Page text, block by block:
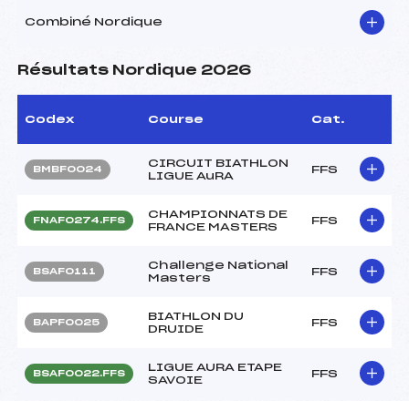
Combiné Nordique
Résultats Nordique 2026
Codex Course Cat.
BMBF0024
CIRCUIT BIATHLON
LIGUE AuRA
FFS
FNAF0274.FFS
CHAMPIONNATS DE
FRANCE MASTERS
FFS
BSAF0111
Challenge National
Masters
FFS
BAPF0025
BIATHLON DU
DRUIDE
FFS
BSAF0022.FFS
LIGUE AURA ETAPE
SAVOIE
FFS